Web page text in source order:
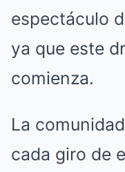
espectáculo
ya que este
comienza.
La
cada giro de